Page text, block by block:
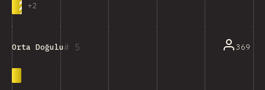
+2
5
Orta Doğulu 369